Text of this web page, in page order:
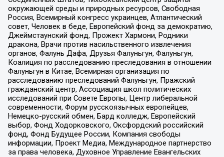
окружающей среды и природных ресурсов, Свободная
Россия, Всемирный конгресс украинцев, Атлантический
совет, Человек в беде, Европейский фонд за демократию,
Джеймстаунский фонд, Прожект Хармони, Родники
дракона, Врачи против насильственного извлечения
органов, Фалунь Дафа, Друзья Фалуньгун, Фалуньгун,
Коалиция по расследованию преследования в отношении
Фалуньгун в Китае, Всемирная организация по
расследованию преследований Фалуньгун, Пражский
гражданский центр, Ассоциация школ политических
исследований при Совете Европы, Центр либеральной
современности, Форум русскоязычных европейцев,
Немецко-русский обмен, Бард колледж, Европейский
выбор, Фонд Ходорковского, Оксфордский российский
фонд, Фонд Будущее России, Компания свободы
информации, Проект Медиа, Международное партнерство
за права человека, Духовное Управление Евангельских